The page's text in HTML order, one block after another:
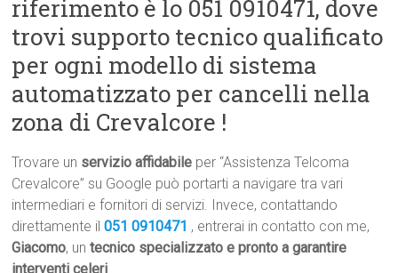
riferimento è lo 051 0910471, dove
trovi supporto tecnico qualificato
per ogni modello di sistema
automatizzato per cancelli nella
zona di Crevalcore !
Trovare un servizio affidabile per “Assistenza Telcoma
Crevalcore” su Google può portarti a navigare tra vari
intermediari e fornitori di servizi. Invece, contattando
direttamente il051 0910471 , entrerai in contatto con me,
Giacomo, untecnico specializzato e pronto a garantire
interventi celeri.